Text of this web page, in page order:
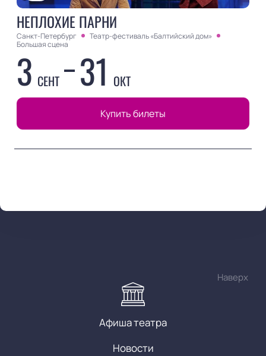
НЕПЛОХИЕ ПАРНИ
Санкт-Петербург
Театр-фестиваль «Балтийский дом»
Большая сцена
3 СЕНТ 31 ОКТ
Купить билеты
Наверх
Афиша театра
Новости